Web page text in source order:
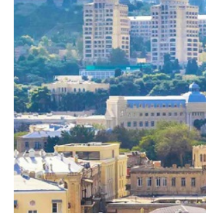
Podcast
Humanitar
Elm və təhsil
Mədəniyyət
Diaspor
Yüksəliş hekayəsi
Mədəniyyətimizin Zəfəri
Zəfər Diasporu
Səhiyyə
Ailə və uşaq
Turizm
İqtisadiyyat
İqtisadi xəbərlər
Energetika